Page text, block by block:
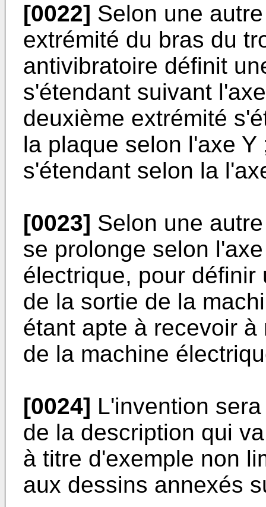
[0022] Selon une
extrémité du bras du
antivibratoire définit
s'étendant suivant
deuxième extrémité
la plaque selon l'axe
s'étendant selon la
[0023] Selon une
se prolonge selon
électrique, pour
de la sortie de la
étant apte à recevoir
de la machine
[0024] L'invention
de la description qui
à titre d'exemple non
aux dessins annexés